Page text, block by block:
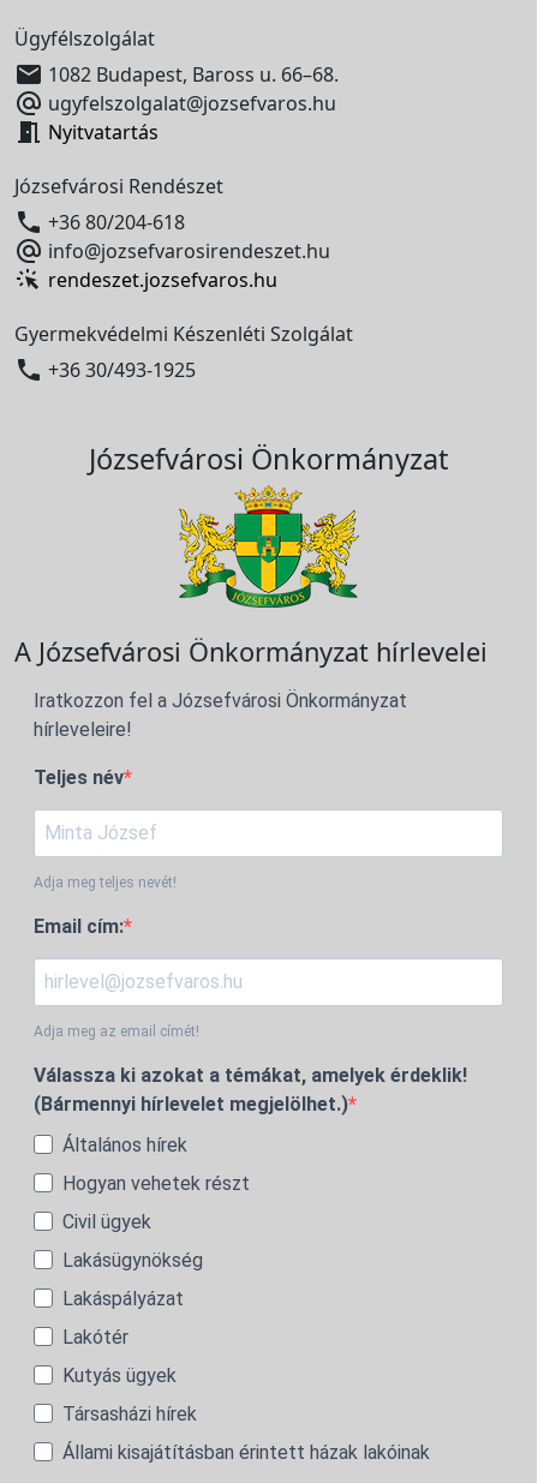
Ügyfélszolgálat
 1082 Budapest, Baross u. 66–68.
 ugyfelszolgalat@jozsefvaros.hu
 Nyitvatartás
Józsefvárosi Rendészet
 +36 80/204-618
 info@jozsefvarosirendeszet.hu
rendeszet.jozsefvaros.hu
Gyermekvédelmi Készenléti Szolgálat
 +36 30/493-1925
Józsefvárosi Önkormányzat
A Józsefvárosi Önkormányzat hírlevelei
Iratkozzon fel a Józsefvárosi Önkormányzat
hírleveleire!
Teljes név
Adja meg teljes nevét!
Email cím:
Adja meg az email címét!
Válassza ki azokat a témákat, amelyek érdeklik!
(Bármennyi hírlevelet megjelölhet.)
Általános hírek
Hogyan vehetek részt
Civil ügyek
Lakásügynökség
Lakáspályázat
Lakótér
Kutyás ügyek
Társasházi hírek
Állami kisajátításban érintett házak lakóinak